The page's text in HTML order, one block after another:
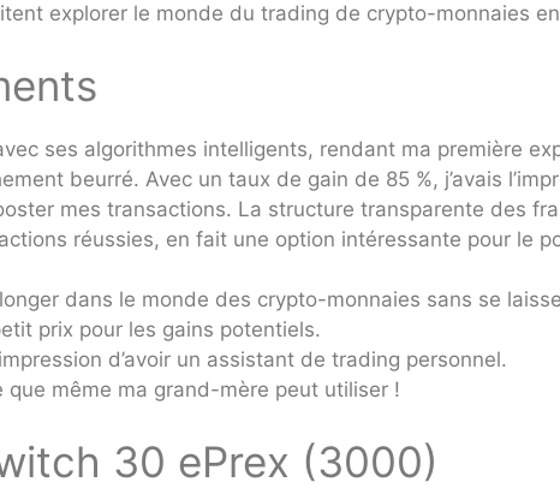
explorer le monde du trading de crypto-monnaies
ses algorithmes intelligents, rendant ma première
beurré. Avec un taux de gain de 85 %, j’avais
mes transactions. La structure transparente des
réussies, en fait une option intéressante pour le
dans le monde des crypto-monnaies sans se
prix pour les gains potentiels.
d’avoir un assistant de trading personnel.
même ma grand-mère peut utiliser !
30 ePrex (3000)